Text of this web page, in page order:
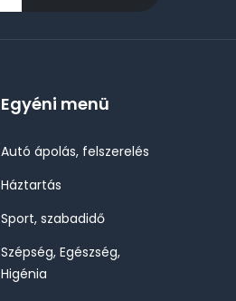
Egyéni menü
Autó ápolás, felszerelés
Háztartás
Sport, szabadidő
Szépség, Egészség,
Higénia